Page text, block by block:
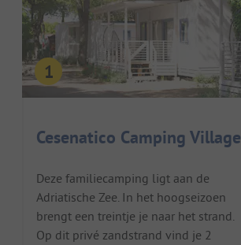
Cesenatico Camping Village
Deze familiecamping ligt aan de
Adriatische Zee. In het hoogseizoen
brengt een treintje je naar het strand.
Op dit privé zandstrand vind je 2